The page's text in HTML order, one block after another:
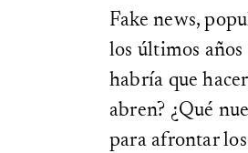
Fake news,
los últimos años
habría que
abren? ¿Qué
para afrontar